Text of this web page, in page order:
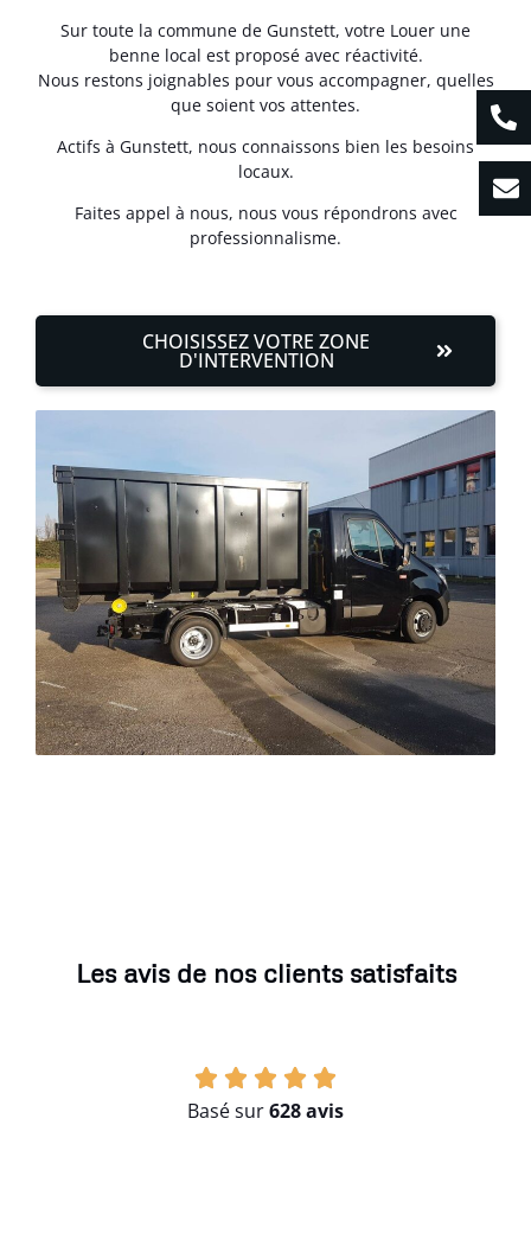
Sur toute la commune de Gunstett, votre Louer une
benne local est proposé avec réactivité.
Nous restons joignables pour vous accompagner, quelles
que soient vos attentes.
Actifs à Gunstett, nous connaissons bien les besoins
locaux.
Faites appel à nous, nous vous répondrons avec
professionnalisme.
CHOISISSEZ VOTRE ZONE
D'INTERVENTION
Les avis de nos clients satisfaits
Basé sur628 avis